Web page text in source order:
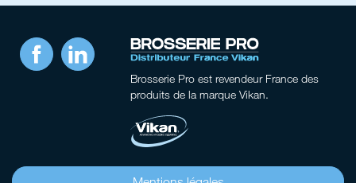
Facebook LinkedIn
Brosserie Pro est revendeur France des
produits de la marque Vikan.